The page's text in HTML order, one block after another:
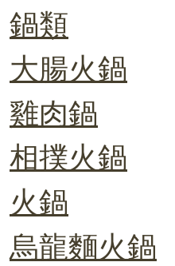
鍋類
大腸火鍋
雞肉鍋
相撲火鍋
火鍋
烏龍麵火鍋